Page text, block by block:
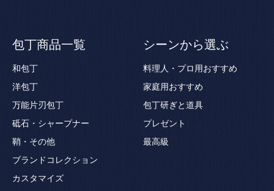
包丁商品一覧
和包丁
洋包丁
万能片刃包丁
砥石・シャープナー
鞘・その他
ブランドコレクション
カスタマイズ
シーンから選ぶ
料理人・プロ用おすすめ
家庭用おすすめ
包丁研ぎと道具
プレゼント
最高級